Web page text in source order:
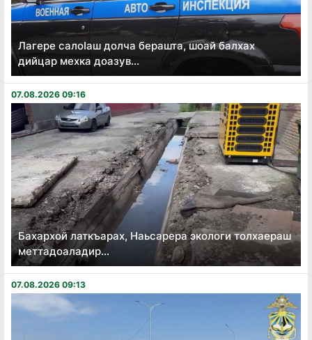
Лагере салоӏаш долча берашта, шоай балхах
дийцар мехка доазув...
07.08.2026 09:16
Бахархой латкъарах, Наьсарера экологи толхаераш
меттадоаладир...
07.08.2026 09:13